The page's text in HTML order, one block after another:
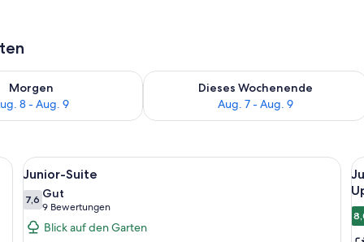
Aug. 8.
Morgen
8 - Aug. 9
für morgen, Aug. 8 - Aug. 9.
Dieses Wochenende
Aug. 7 - Aug. 9
Überprüfe die Verfügbarkeit für
einer Bar und einer Struktur mit Reetdach.
Alle
Fotos
für
Junior-
Ein Poolbereich mit Liegestühlen,
2
Junior-Suite
7,67,6 von 10
Gut
9 Bewertungen
(9
Bewertungen)
Blick auf den Garten